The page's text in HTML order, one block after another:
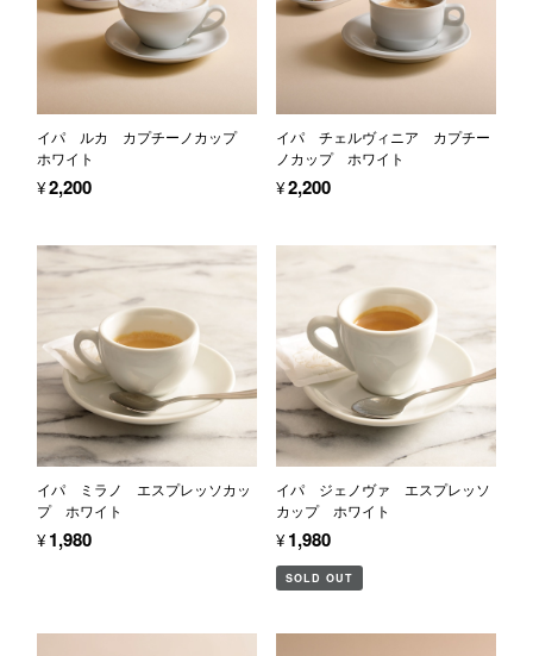
イパ ルカ カプチーノカップ
ホワイト
¥2,200
イパ チェルヴィニア カプチー
ノカップ ホワイト
¥2,200
イパ ミラノ エスプレッソカッ
プ ホワイト
¥1,980
イパ ジェノヴァ エスプレッソ
カップ ホワイト
¥1,980
SOLD OUT